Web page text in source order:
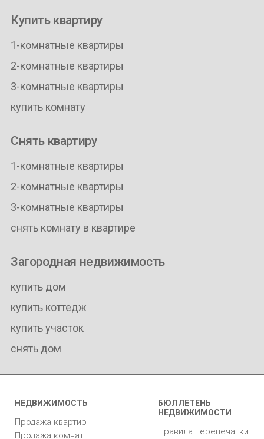
Купить квартиру
1-комнатные квартиры
2-комнатные квартиры
3-комнатные квартиры
купить комнату
Снять квартиру
1-комнатные квартиры
2-комнатные квартиры
3-комнатные квартиры
снять комнату в квартире
Загородная недвижимость
купить дом
купить коттедж
купить участок
снять дом
НЕДВИЖИМОСТЬ
Продажа квартир
Продажа комнат
БЮЛЛЕТЕНЬ
НЕДВИЖИМОСТИ
Правила перепечатки